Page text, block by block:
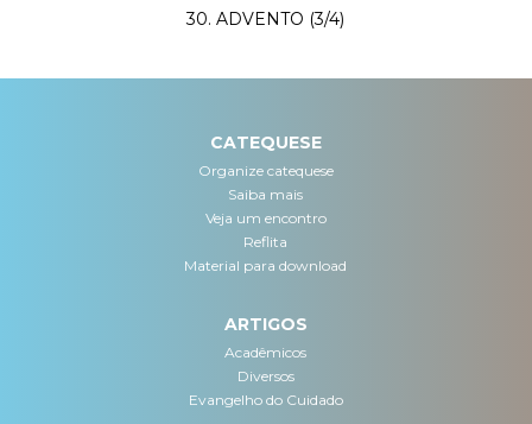
30. ADVENTO (3/4)
CATEQUESE
Organize catequese
Saiba mais
Veja um encontro
Reflita
Material para download
ARTIGOS
Acadêmicos
Diversos
Evangelho do Cuidado